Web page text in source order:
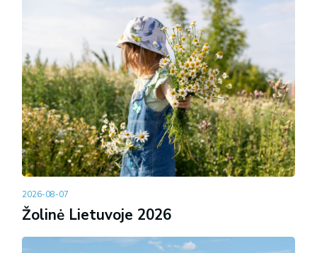
2026-08-07
Žolinė Lietuvoje 2026